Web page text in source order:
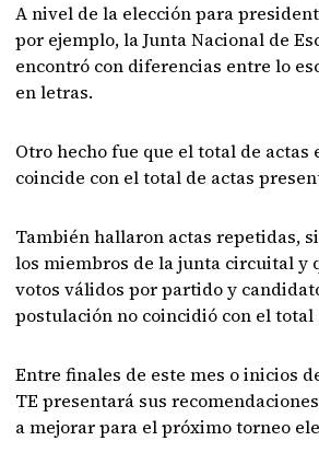
A nivel de la elección para
por ejemplo, la Junta Nacional de
encontró con diferencias entre lo
en letras.
Otro hecho fue que el total de actas
coincide con el total de actas
También hallaron actas repetidas,
los miembros de la junta circuital y
votos válidos por partido y
postulación no coincidió con el total
Entre finales de este mes o inicios
TE presentará sus
a mejorar para el próximo torneo